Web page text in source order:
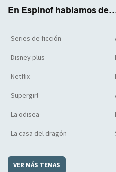
En Espinof hablamos
Series de ficción
Disney plus
Netflix
Supergirl
La odisea
La casa del dragón
VER MÁS TEMAS